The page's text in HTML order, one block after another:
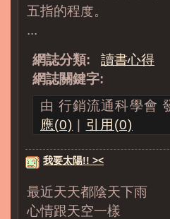
五指的程度。
...
網誌分類:
讀書心得
網誌關鍵字:
由 行銷流通科學會
應(0)
引用(0)
我要太陽!! ><
最近天天都陰天下雨
心情跟天空一樣